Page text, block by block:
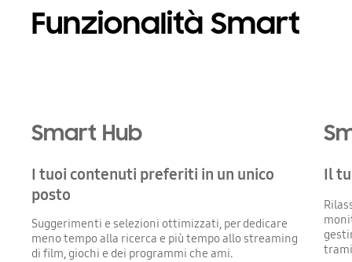
Funzionalità Smart
Smart Hub
I tuoi contenuti preferiti in un unico
posto
Suggerimenti e selezioni ottimizzati, per dedicare
meno tempo alla ricerca e più tempo allo streaming
di film, giochi e dei programmi che ami.
Il